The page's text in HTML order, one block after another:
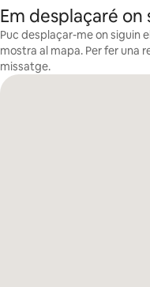
Em desplaçaré on
Puc desplaçar-me on siguin
mostra al mapa. Per fer una
missatge.